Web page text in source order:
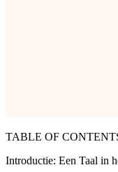
TABLE OF
Introductie: Een Taal in